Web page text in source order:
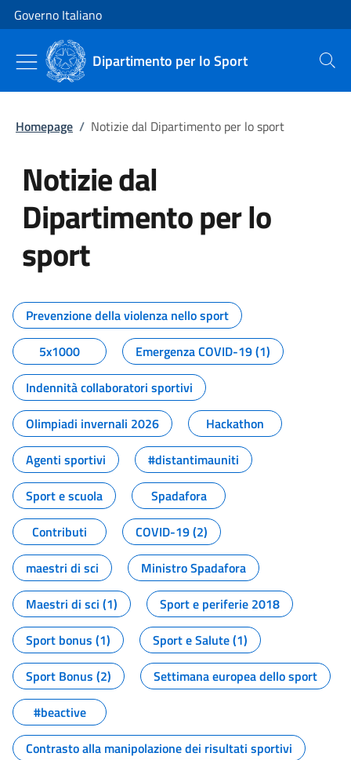
Vai al contenuto
Vai alla navigazione del sito
Governo Italiano
Dipartimento per lo Sport Cerca
Homepage / Notizie dal Dipartimento per lo sport
Notizie dal
Dipartimento per lo
sport
Tutti i contenuti della pagina
Prevenzione della violenza nello sport
5x1000
Emergenza COVID-19 (1)
Indennità collaboratori sportivi
Olimpiadi invernali 2026
Hackathon
Agenti sportivi
#distantimauniti
Sport e scuola
Spadafora
Contributi
COVID-19 (2)
maestri di sci
Ministro Spadafora
Maestri di sci (1)
Sport e periferie 2018
Sport bonus (1)
Sport e Salute (1)
Sport Bonus (2)
Settimana europea dello sport
#beactive
Contrasto alla manipolazione dei risultati sportivi